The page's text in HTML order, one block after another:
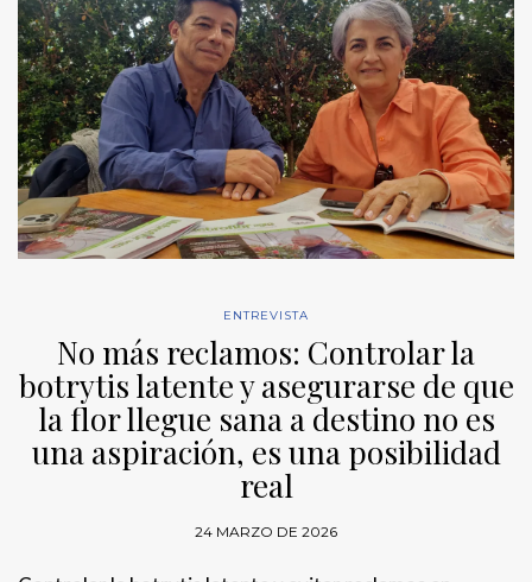
ENTREVISTA
No más reclamos: Controlar la
botrytis latente y asegurarse de que
la flor llegue sana a destino no es
una aspiración, es una posibilidad
real
24 MARZO DE 2026